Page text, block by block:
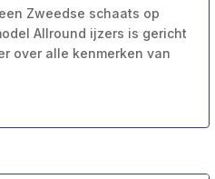
Zweedse schaats op
Allround ijzers is gericht
over alle kenmerken van